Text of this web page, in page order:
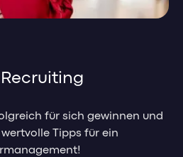
für sich gewinnen und
Tipps für ein